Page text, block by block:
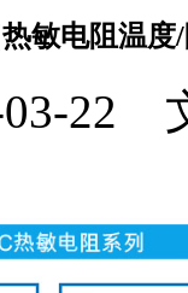
敏电阻温度
03-22